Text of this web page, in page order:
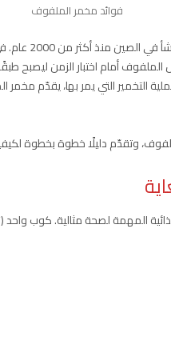
فوائد مخمر الملفوف
الملفوف
أمام اختبار الزمن ليصبح
التخمير التي يمر بها، يقدّم
وتقدّم دليلًا خطوة بخطوة
لصحة مثالية. كوب واحد (١٤٢ غرامًا) يوفر: